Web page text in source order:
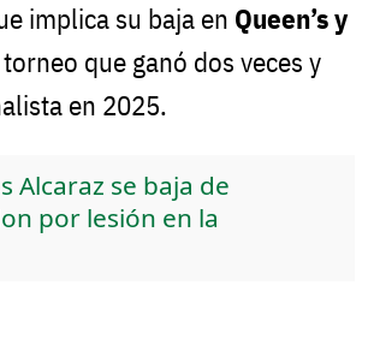
implica su baja en Queen’s y
que ganó dos veces y
en 2025.
Alcaraz se baja de
por lesión en la